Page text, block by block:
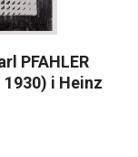
PFAHLER
1930) i Heinz